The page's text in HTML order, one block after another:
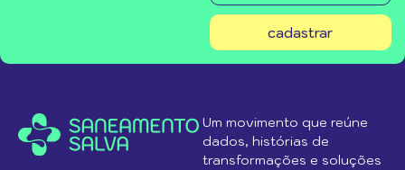
cadastrar
Um movimento que reúne
dados, histórias de
transformações e soluções